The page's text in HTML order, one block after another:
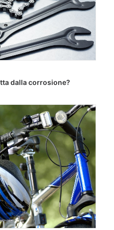
dalla corrosione?